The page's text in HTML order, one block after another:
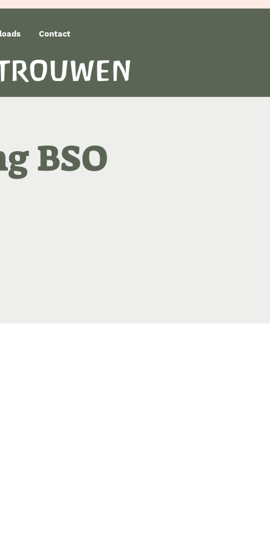
Contact
BSO